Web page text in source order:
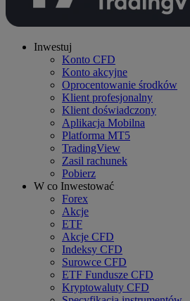
Inwestuj
Konto CFD
Konto akcyjne
Oprocentowanie środków
Klient profesjonalny
Klient doświadczony
Aplikacja Mobilna
Platforma MT5
TradingView
Zasil rachunek
Pobierz
W co Inwestować
Forex
Akcje
ETF
Akcje CFD
Indeksy CFD
Surowce CFD
ETF Fundusze CFD
Kryptowaluty CFD